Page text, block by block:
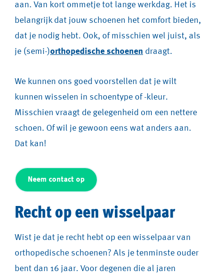
aan. Van kort ommetje tot lange werkdag. Het is
belangrijk dat jouw schoenen het comfort bieden,
dat je nodig hebt. Ook, of misschien wel juist, als
je (semi-)orthopedische schoenen draagt.
We kunnen ons goed voorstellen dat je wilt
kunnen wisselen in schoentype of -kleur.
Misschien vraagt de gelegenheid om een nettere
schoen. Of wil je gewoon eens wat anders aan.
Dat kan!
Neem contact op
Recht op een wisselpaar
Wist je dat je recht hebt op een wisselpaar van
orthopedische schoenen? Als je tenminste ouder
bent dan 16 jaar. Voor degenen die al jaren